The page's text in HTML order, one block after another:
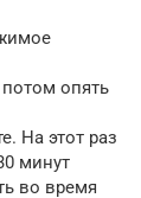
потом опять
На этот раз
минут
во время